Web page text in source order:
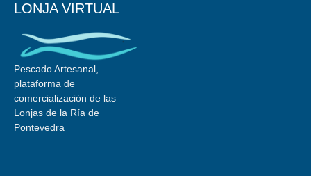
LONJA VIRTUAL
Pescado Artesanal,
plataforma de
comercialización de las
Lonjas de la Ría de
Pontevedra